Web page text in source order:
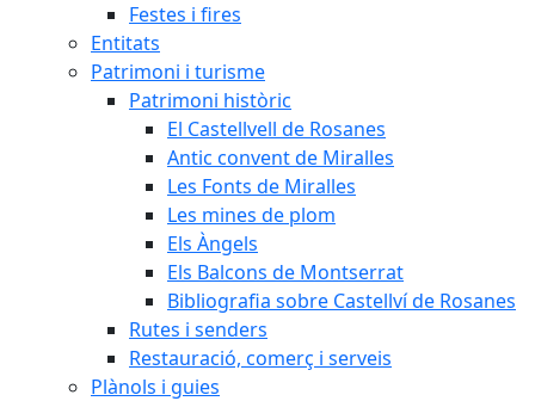
Festes i fires
Entitats
Patrimoni i turisme
Patrimoni històric
El Castellvell de Rosanes
Antic convent de Miralles
Les Fonts de Miralles
Les mines de plom
Els Àngels
Els Balcons de Montserrat
Bibliografia sobre Castellví de Rosanes
Rutes i senders
Restauració, comerç i serveis
Plànols i guies